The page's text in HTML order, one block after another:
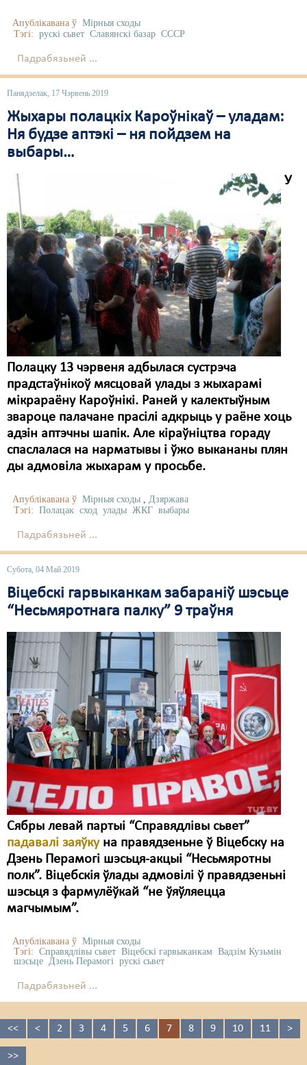
Апублікавана ў Мірныя сходы
Тэгі: рускі сьвет Славянскі базар СССР
Падрабязьней ...
Панядзелак, 17 Чэрвень 2019
Жыхары полацкіх Кароўнікаў – уладам:
Ня будзе аптэкі – ня пойдзем на
выбары…
У
Полацку 13 чэрвеня адбылася сустрэча
прадстаўнікоў мясцовай улады з жыхарамі
мікрараёну Кароўнікі. Раней у калектыўным
звароце палачане прасілі адкрыць у раёне хоць
адзін аптэчны шапік. Але кіраўніцтва гораду
спаслалася на нарматывы і ўжо выкананы плян
ды адмовіла жыхарам у просьбе.
Апублікавана ў Мірныя сходы , Дзяржава
Тэгі: Полацак сход улады ЖКГ выбары
Падрабязьней ...
Субота, 04 Май 2019
Віцебскі гарвыканкам забараніў шэсьце
“Несьмяротнага палку” 9 траўня
Сябры левай партыі “Справядлівы сьвет”
падавалі заяўкуна правядзеньне ў Віцебску на
Дзень Перамогі шэсьця-акцыі “Несьмяротны
полк”. Віцебскія ўлады адмовілі ў правядзеньні
шэсьця з фармулёўкай “не ўяўляецца
магчымым”.
Апублікавана ў Мірныя сходы
Тэгі: Справядлівы сьвет Віцебскі гарвыканкам Вадзім Кузьмін
шэсьце Дзень Перамогі рускі сьвет
Падрабязьней ...
<< < 2 3 4 5 6 7 8 9 10 11 >
>>